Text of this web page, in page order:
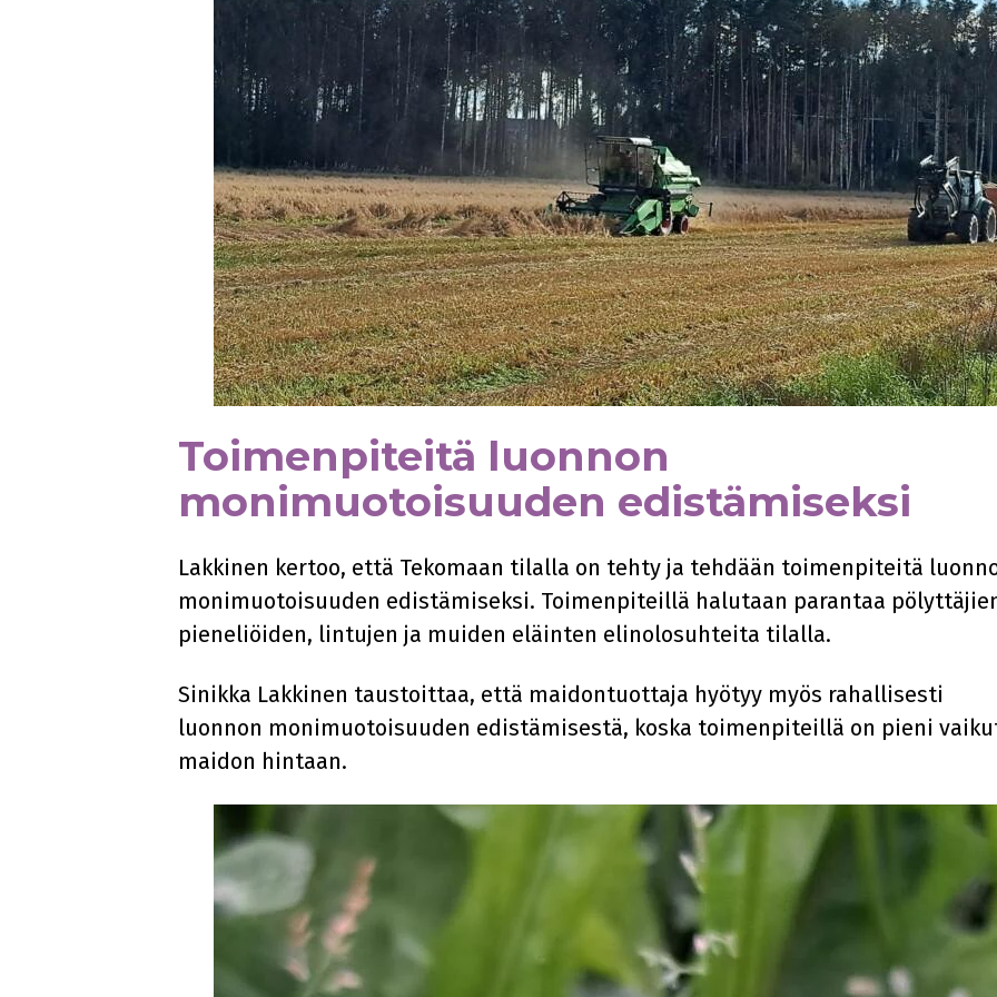
Toimenpiteitä luonnon
monimuotoisuuden edistämiseksi
Lakkinen kertoo, että Tekomaan tilalla on tehty ja tehdään toimenpiteitä
monimuotoisuuden edistämiseksi. Toimenpiteillä halutaan parantaa
pieneliöiden, lintujen ja muiden eläinten elinolosuhteita tilalla.
Sinikka Lakkinen taustoittaa, että maidontuottaja hyötyy myös rahallisesti
luonnon monimuotoisuuden edistämisestä, koska toimenpiteillä on pieni
maidon hintaan.